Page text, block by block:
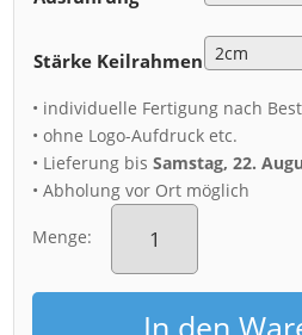
Stärke Keilrahmen
• individuelle Fertigung nach
• ohne Logo-Aufdruck etc.
• Lieferung bisSamstag, 22.
• Abholung vor Ort möglich
Menge:
Leinwand
(00260)
zur
Blauen
StundeIn den